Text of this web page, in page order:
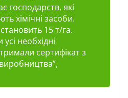
господарств, які
хімічні засоби.
15 т/га.
необхідні
сертифікат з